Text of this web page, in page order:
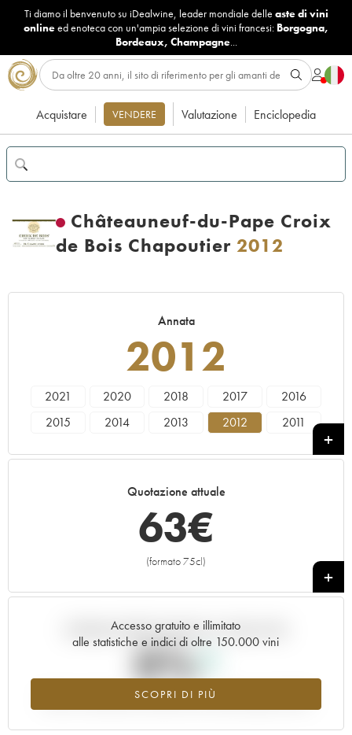
Ti diamo il benvenuto su iDealwine, leader mondiale delle aste di vini
onlineed enoteca con un'ampia selezione di vini francesi: Borgogna,
Bordeaux, Champagne...
Acquistare VENDERE Valutazione Enciclopedia
Châteauneuf-du-Pape Croix
de Bois Chapoutier 2012
Annata
2012
2021 2020 2018 2017
2016
2015
2014 2013 2012
2011
1999 1998
Quotazione attuale
63€
(formato 75cl)
+
Accesso gratuito e illimitato
alle statistiche e indici di oltre 150.000 vini
SCOPRI DI PIÙ
Andamento della quotazione in tempo reale
0%
Valore in aumento per l'annata 2012 nel 2026 rispetto al 2025